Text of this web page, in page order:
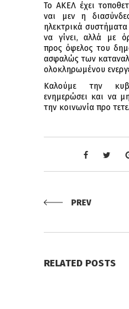
Το ΑΚΕΛ έχει
ναι μεν η
ηλεκτρικά
να γίνει, αλλά με
προς όφελος του
ασφαλώς των
ολοκληρωμένου
Καλούμε την
ενημερώσει και να
την κοινωνία προ
PREV
RELATED POSTS